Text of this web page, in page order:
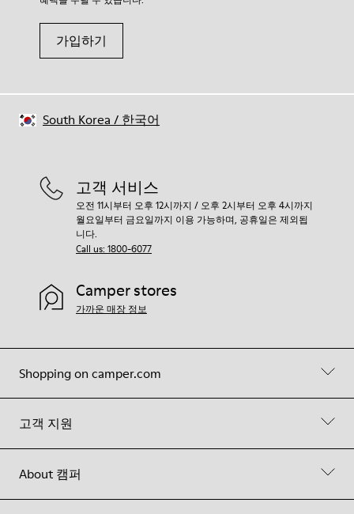
가입하기
Shopping on camper.com
고객 지원
About 캠퍼
고객 서비스
오전 11시부터 오후 12시까지 / 오후 2시부터 오후 4시까지
월요일부터 금요일까지 이용 가능하며, 공휴일은 제외됩
니다.
Call us: 1800-6077
Camper stores
가까운 매장 정보
South Korea / 한국어